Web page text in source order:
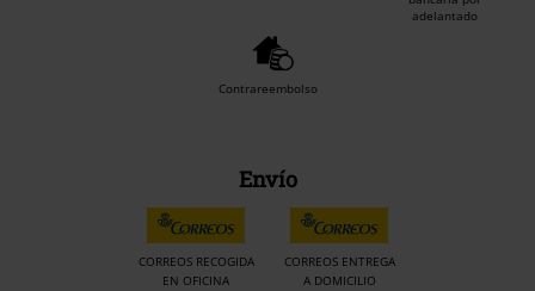
adelantado
Contrareembolso
Envío
CORREOS RECOGIDA
EN OFICINA
CORREOS ENTREGA
A DOMICILIO